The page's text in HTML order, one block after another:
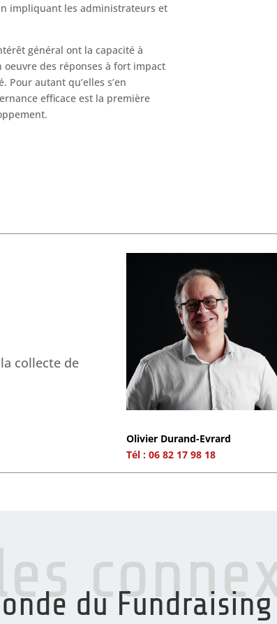
impliquant les administrateurs et
général ont la capacité à
des réponses à fort impact
autant qu’elles s’en
efficace est la première
collecte de
Olivier Durand-Evrard
Tél : 06 82 17 98 18
du Fundraising